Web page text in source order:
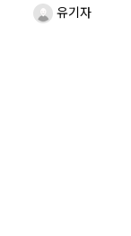
등록자유기자